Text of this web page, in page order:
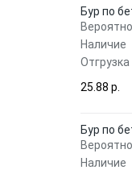
Бур по
Наличие
Отгрузка
25.88 p.
Бур по
Наличие